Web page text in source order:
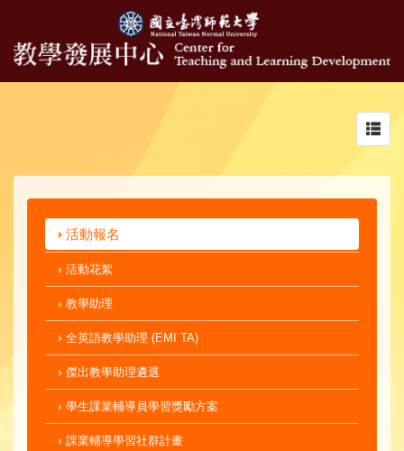
活動報名
活動花絮
教學助理
全英語教學助理 (EMI TA)
傑出教學助理遴選
學生課業輔導員學習獎勵方案
課業輔導學習社群計畫